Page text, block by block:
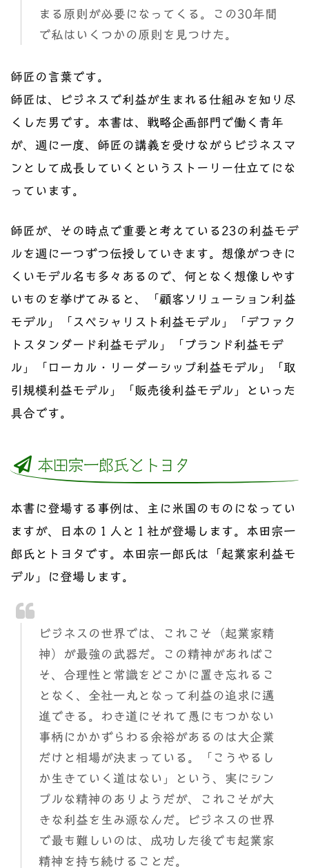
まる原則が必要になってくる。この30年間
で私はいくつかの原則を見つけた。
師匠の言葉です。
師匠は、ビジネスで利益が生まれる仕組みを知り尽
くした男です。本書は、戦略企画部門で働く青年
が、週に一度、師匠の講義を受けながらビジネスマ
ンとして成長していくというストーリー仕立てにな
っています。
師匠が、その時点で重要と考えている23の利益モデ
ルを週に一つずつ伝授していきます。想像がつきに
くいモデル名も多々あるので、何となく想像しやす
いものを挙げてみると、「顧客ソリューション利益
モデル」「スペシャリスト利益モデル」「デファク
トスタンダード利益モデル」「ブランド利益モデ
ル」「ローカル・リーダーシップ利益モデル」「取
引規模利益モデル」「販売後利益モデル」といった
具合です。
本田宗一郎氏とトヨタ
本書に登場する事例は、主に米国のものになってい
ますが、日本の１人と１社が登場します。本田宗一
郎氏とトヨタです。本田宗一郎氏は「起業家利益モ
デル」に登場します。
ビジネスの世界では、これこそ（起業家精
神）が最強の武器だ。この精神があればこ
そ、合理性と常識をどこかに置き忘れるこ
となく、全社一丸となって利益の追求に邁
進できる。わき道にそれて愚にもつかない
事柄にかかずらわる余裕があるのは大企業
だけと相場が決まっている。「こうやるし
か生きていく道はない」という、実にシン
プルな精神のありようだが、これこそが大
きな利益を生み源なんだ。ビジネスの世界
で最も難しいのは、成功した後でも起業家
精神を持ち続けることだ。